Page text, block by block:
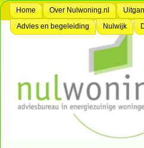
Home Over Nulwoning.nl
Advies en begeleiding
Nulwijk